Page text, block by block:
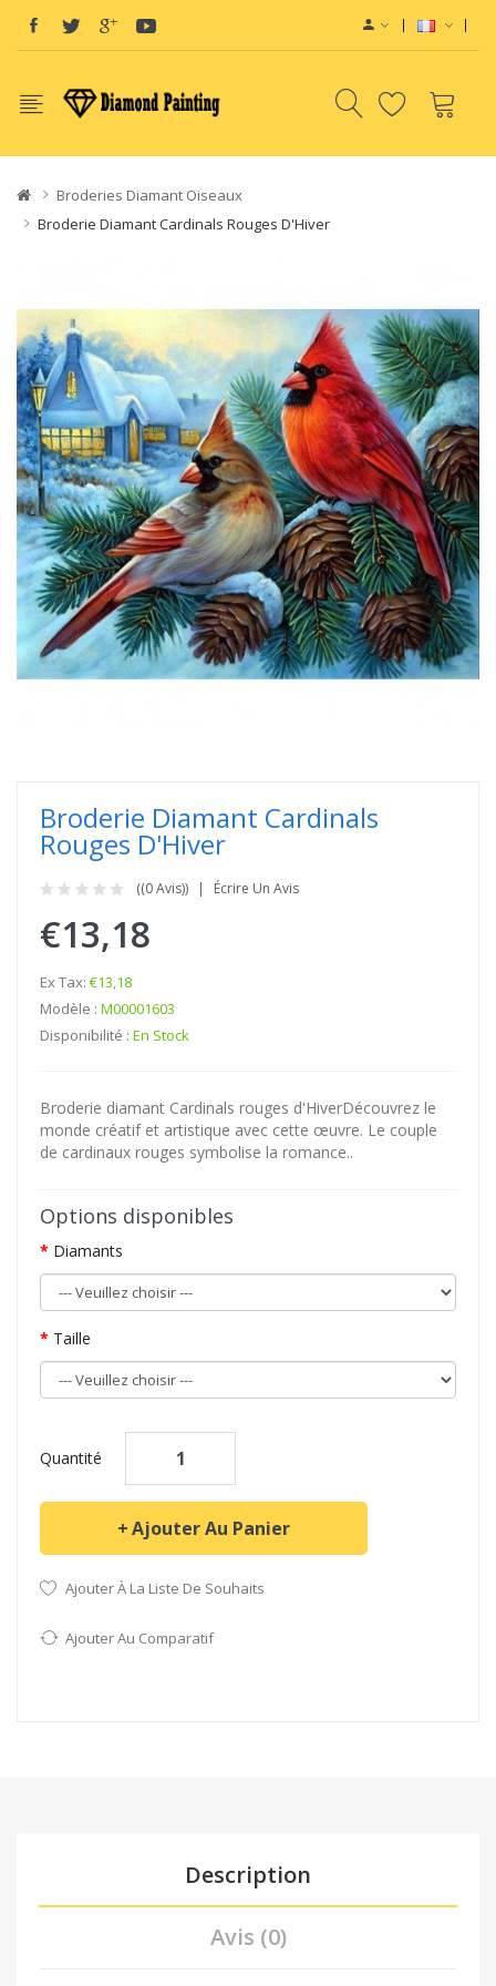
View sites:Vape E-Liquid
Broderies Diamant Oiseaux
Broderie Diamant Cardinals Rouges D'Hiver
Broderie Diamant Cardinals
Rouges D'Hiver
((0 Avis)) Écrire Un Avis
€13,18
Ex Tax: €13,18
Modèle : M00001603
Disponibilité : En Stock
Broderie diamant Cardinals rouges d'HiverDécouvrez le
monde créatif et artistique avec cette œuvre. Le couple
de cardinaux rouges symbolise la romance..
Options disponibles
Diamants
Taille
Quantité
Ajouter Au Panier
Ajouter À La Liste De Souhaits
Ajouter Au Comparatif
Description
Avis (0)